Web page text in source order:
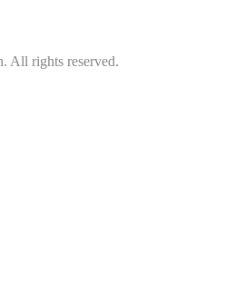
All rights reserved.